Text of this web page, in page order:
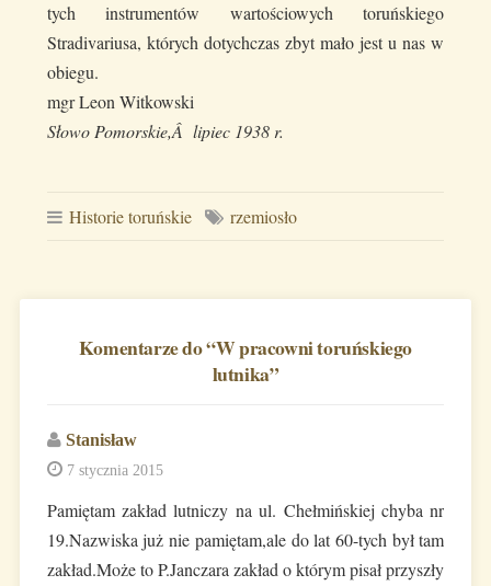
tych instrumentów wartościowych toruńskiego
Stradivariusa, których dotychczas zbyt mało jest u nas w
obiegu.
mgr Leon Witkowski
Słowo Pomorskie,Â lipiec 1938 r.
Historie toruńskie rzemiosło
Komentarze do “W pracowni toruńskiego
lutnika”
Stanisław
7 stycznia 2015
Pamiętam zakład lutniczy na ul. Chełmińskiej chyba nr
19.Nazwiska już nie pamiętam,ale do lat 60-tych był tam
zakład.Może to P.Janczara zakład o którym pisał przyszły